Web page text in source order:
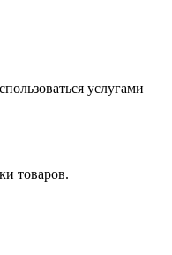
услугами
товаров.